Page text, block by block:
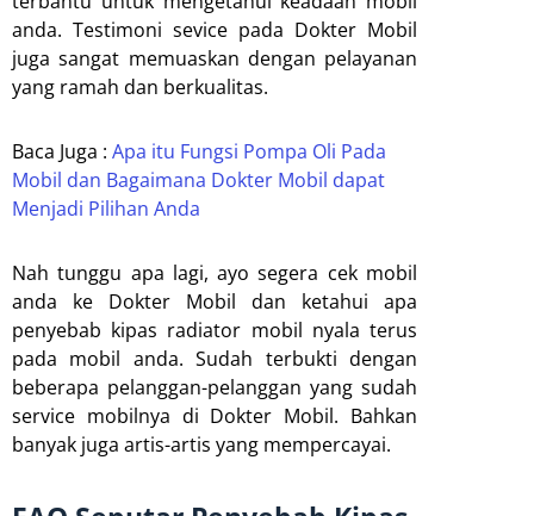
anda. Testimoni sevice pada Dokter Mobil
juga sangat memuaskan dengan pelayanan
yang ramah dan berkualitas.
Baca Juga : Apa itu Fungsi Pompa Oli Pada
Mobil dan Bagaimana Dokter Mobil dapat
Menjadi Pilihan Anda
Nah tunggu apa lagi, ayo segera cek mobil
anda ke Dokter Mobil dan ketahui apa
penyebab kipas radiator mobil nyala terus
pada mobil anda. Sudah terbukti dengan
beberapa pelanggan-pelanggan yang sudah
service mobilnya di Dokter Mobil. Bahkan
banyak juga artis-artis yang mempercayai.